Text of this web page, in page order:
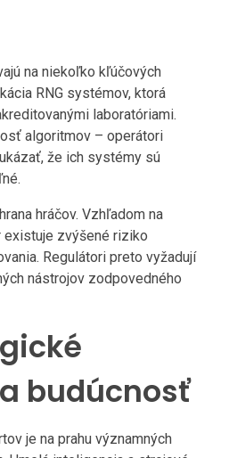
na niekoľko kľúčových
RNG systémov, ktorá
laboratóriami.
algoritmov – operátori
že ich systémy sú
hráčov. Vzhľadom na
zvýšené riziko
Regulátori preto vyžadují
nástrojov zodpovedného
budúcnosť
je na prahu významných